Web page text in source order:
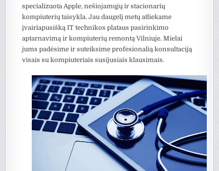
specializuota Apple, nešiojamųjų ir stacionarių
kompiuterių taisykla. Jau daugelį metų atliekame
įvairiapusišką IT technikos plataus pasirinkimo
aptarnavimą ir kompiuterių remontą Vilniuje. Mielai
jums padėsime ir suteiksime profesionalią konsultaciją
visais su kompiuteriais susijusiais klausimais.